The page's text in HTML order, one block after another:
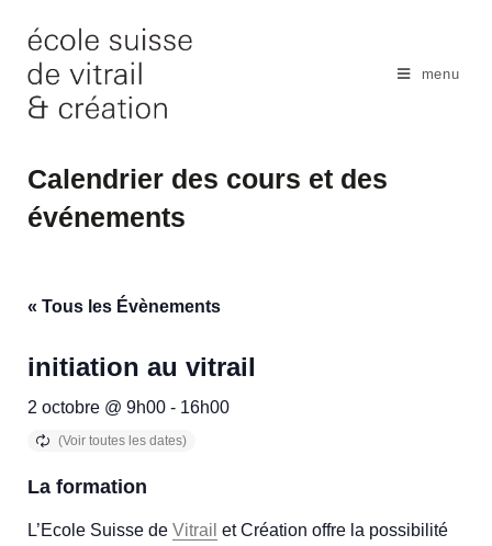
content
menu
Calendrier des cours et des
événements
« Tous les Évènements
initiation au vitrail
2 octobre @ 9h00 - 16h00
La formation
L’Ecole Suisse de Vitrail et Création offre la possibilité